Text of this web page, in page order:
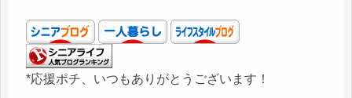
*応援ポチ、いつもありがとうございます！